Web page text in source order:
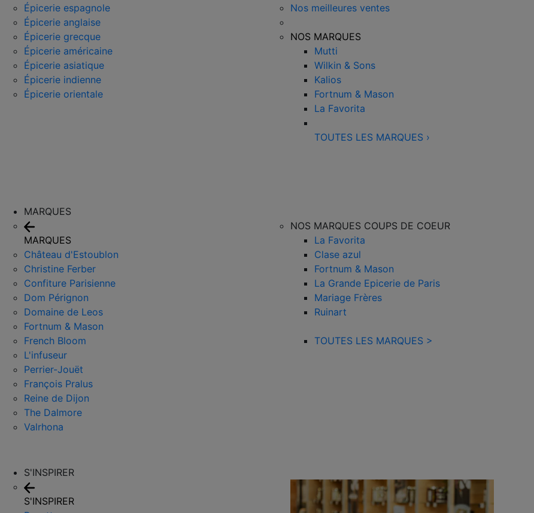
Épicerie espagnole
Épicerie anglaise
Épicerie grecque
Épicerie américaine
Épicerie asiatique
Épicerie indienne
Épicerie orientale
Nos meilleures ventes
NOS MARQUES
Mutti
Wilkin & Sons
Kalios
Fortnum & Mason
La Favorita
TOUTES LES MARQUES ›
MARQUES
MARQUES
Château d'Estoublon
Christine Ferber
Confiture Parisienne
Dom Pérignon
Domaine de Leos
Fortnum & Mason
French Bloom
L'infuseur
Perrier-Jouët
François Pralus
Reine de Dijon
The Dalmore
Valrhona
NOS MARQUES COUPS DE COEUR
La Favorita
Clase azul
Fortnum & Mason
La Grande Epicerie de Paris
Mariage Frères
Ruinart
TOUTES LES MARQUES >
S'INSPIRER
S'INSPIRER